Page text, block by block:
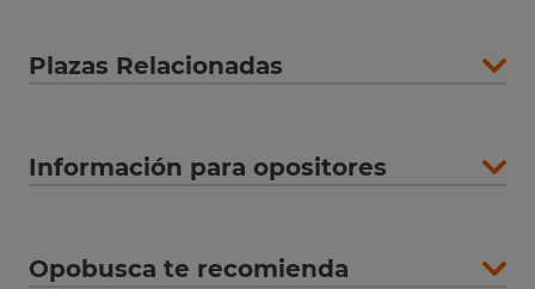
Plazas Relacionadas
Información para opositores
Opobusca te recomienda